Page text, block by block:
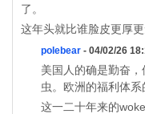
了。
这年头就比谁脸皮更厚更
polebear - 04/02/26
美国人的确是勤奋
虫。欧洲的福利体系
这一二十年来的